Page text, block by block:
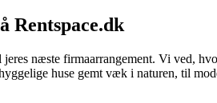
Rentspace.dk
næste firmaarrangement. Vi ved,
huse gemt væk i naturen, til